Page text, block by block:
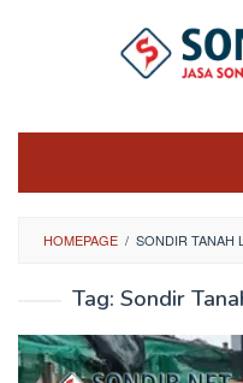
HOMEPAGE / SONDIR TANAH
Tag: Sondir